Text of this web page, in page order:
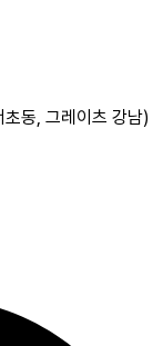
동, 그레이츠 강남)